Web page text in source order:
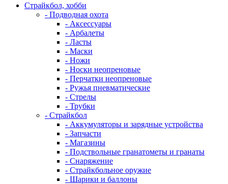
Страйкбол, хобби
- Подводная охота
- Аксессуары
- Арбалеты
- Ласты
- Маски
- Ножи
- Носки неопреновые
- Перчатки неопреновые
- Ружья пневматические
- Стрелы
- Трубки
- Страйкбол
- Аккумуляторы и зарядные устройства
- Запчасти
- Магазины
- Подствольные гранатометы и гранаты
- Снаряжение
- Страйкбольное оружие
- Шарики и баллоны